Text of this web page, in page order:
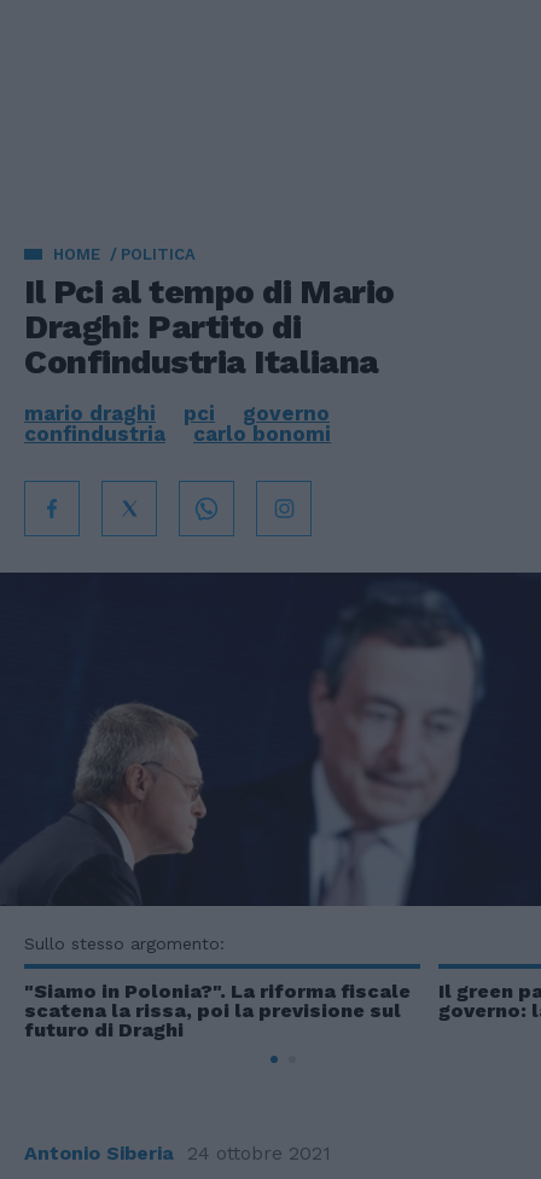
HOME POLITICA
Il Pci al tempo di Mario
Draghi: Partito di
Confindustria Italiana
mario draghi pci
governo
confindustria
carlo bonomi
Sullo stesso argomento:
"Siamo in Polonia?". La riforma fiscale
scatena la rissa, poi la previsione sul
futuro di Draghi
Il green
governo:
Antonio Siberia 24 ottobre 2021